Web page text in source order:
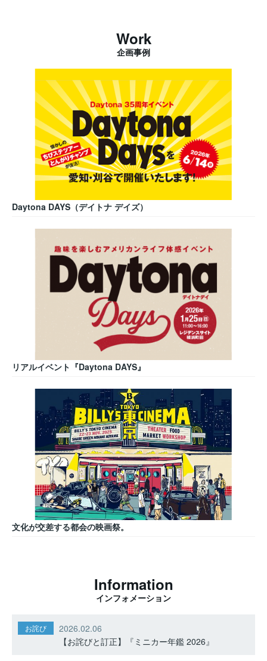
Work
企画事例
Daytona DAYS（デイトナ デイズ）
リアルイベント『Daytona DAYS』
文化が交差する都会の映画祭。
Information
インフォメーション
お詫び
2026.02.06
【お詫びと訂正】『ミニカー年鑑 2026』